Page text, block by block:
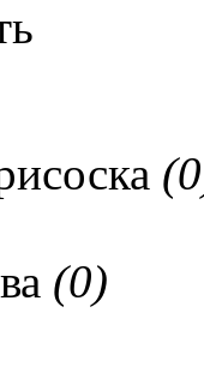
(0)